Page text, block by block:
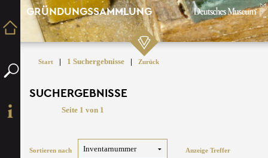
GRÜNDUNGSSAMMLUNG
Start | 1 Suchergebnisse | Zurück
SUCHERGEBNISSE
Seite 1 von 1
Sortieren nach Anzeige Treffer